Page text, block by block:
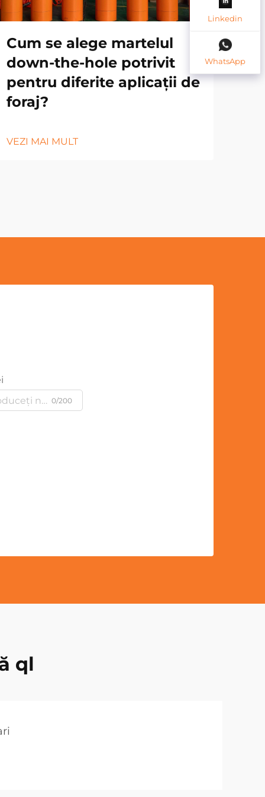
Cum se alege martelul
down-the-hole potrivit
pentru diferite aplicații de
foraj?
VEZI MAI MULT
0/200
ql
Linkedin
WhatsApp